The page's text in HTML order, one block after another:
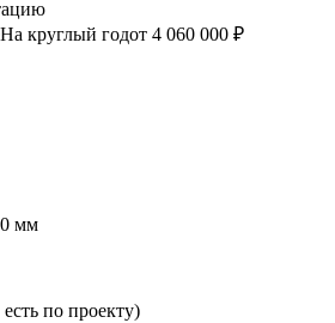
На круглый годот 4 060 000 ₽
мм
по проекту)